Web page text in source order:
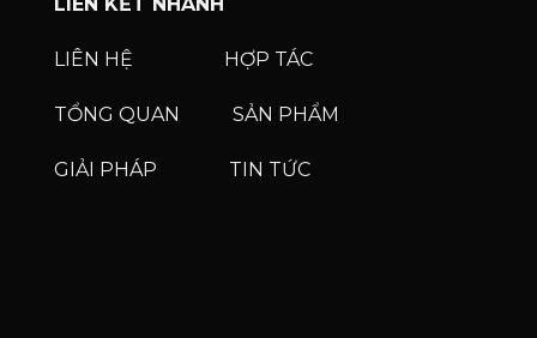
LIÊN HỆ HỢP TÁC
TỔNG QUAN SẢN PHẨM
GIẢI PHÁP TIN TỨC